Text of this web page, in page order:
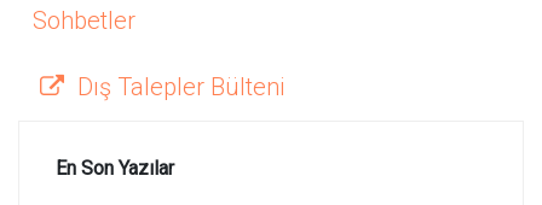
Sohbetler
Dış Talepler Bülteni
En Son Yazılar